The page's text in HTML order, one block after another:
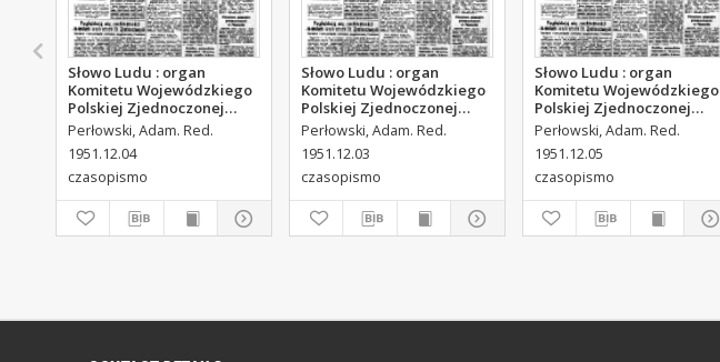
Słowo Ludu : organ
Komitetu Wojewódzkiego
Polskiej Zjednoczonej
Partii Robotniczej, 1951,
R.3, nr 313
Perłowski, Adam. Red.
1951.12.04
czasopismo
Słowo Ludu : organ
Komitetu Wojewódzkiego
Polskiej Zjednoczonej
Partii Robotniczej, 1951,
R.3, nr 312
Perłowski, Adam. Red.
1951.12.03
czasopismo
Słowo Ludu : organ
Komitetu Wojewódzkiego
Polskiej Zjednoczonej
Partii Robotniczej, 1951,
R.3, nr 314
Perłowski, Adam. Red.
1951.12.05
czasopismo